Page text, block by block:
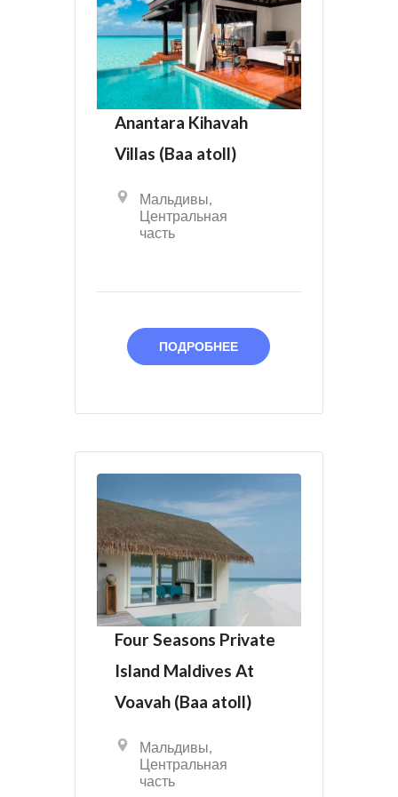
Anantara Kihavah
Villas (Baa atoll)
Мальдивы,
Центральная
часть
ПОДРОБНЕЕ
Four Seasons Private
Island Maldives At
Voavah (Baa atoll)
Мальдивы
Центральная
часть